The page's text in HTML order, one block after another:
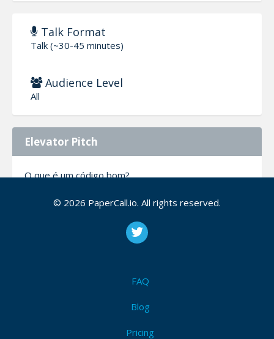
Talk Format
Talk (~30-45 minutes)
Audience Level
All
Elevator Pitch
O que é um código bom?
Uma pergunta que nós desenvolvedores
constantemente fazemos para nós mesmos. O
quanto uma implementação está boa o suficiente?
Quais mecanismos temos para garantir a qualidade
© 2026 PaperCall.io. All rights reserved.
FAQ
Blog
Pricing